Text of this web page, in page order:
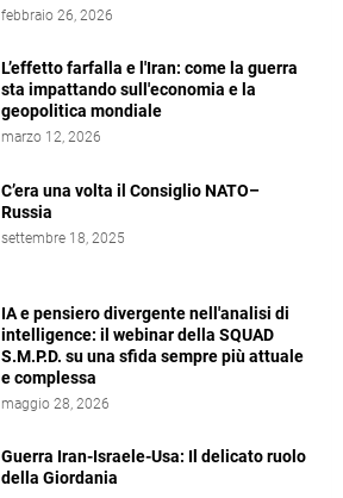
febbraio 26, 2026
L’effetto farfalla e l'Iran: come la guerra
sta impattando sull'economia e la
geopolitica mondiale
marzo 12, 2026
C’era una volta il Consiglio NATO–
Russia
settembre 18, 2025
IA e pensiero divergente nell'analisi di
intelligence: il webinar della SQUAD
S.M.P.D. su una sfida sempre più attuale
e complessa
maggio 28, 2026
Guerra Iran-Israele-Usa: Il delicato ruolo
della Giordania